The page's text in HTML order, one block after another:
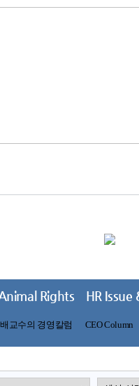
배교수의 경영칼럼 CEO Column
Rights HR Issue